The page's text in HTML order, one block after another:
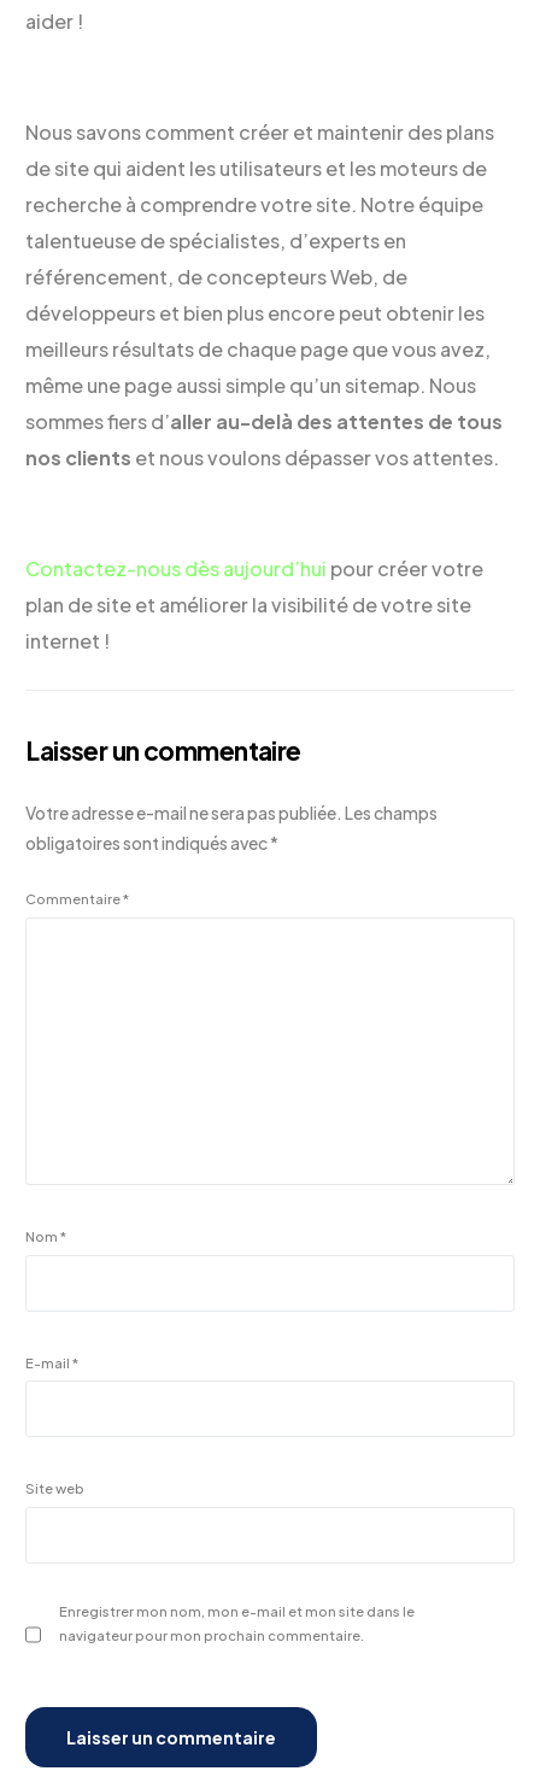
aider !
Nous savons comment créer et maintenir des plans
de site qui aident les utilisateurs et les moteurs de
recherche à comprendre votre site. Notre équipe
talentueuse de spécialistes, d’experts en
référencement, de concepteurs Web, de
développeurs et bien plus encore peut obtenir les
meilleurs résultats de chaque page que vous avez,
même une page aussi simple qu’un sitemap. Nous
sommes fiers d’aller au-delà des attentes de tous
nos clients et nous voulons dépasser vos attentes.
Contactez-nous dès aujourd’hui pour créer votre
plan de site et améliorer la visibilité de votre site
internet !
Laisser un commentaire
Votre adresse e-mail ne sera pas publiée. Les champs
obligatoires sont indiqués avec*
Commentaire*
Nom*
E-mail*
Site web
Enregistrer mon nom, mon e-mail et mon site dans le
navigateur pour mon prochain commentaire.